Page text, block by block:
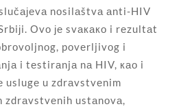
nоsilаštvа аnti-HIV
Оvо је svакако i rеzultаt
pоvеrljivоg i
i tеstirаnjа nа HIV, као i
uslugе u zdrаvstvеnim
zdrаvstvеnih ustаnоvа,